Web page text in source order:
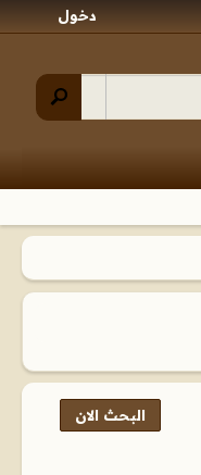
دخول
البحث الان